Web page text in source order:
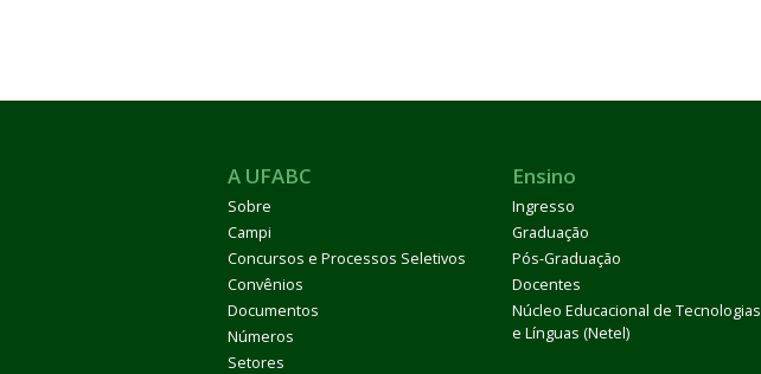
A UFABC
Sobre
Campi
Concursos e Processos Seletivos
Convênios
Documentos
Números
Setores
Ensino
Ingresso
Graduação
Pós-Graduação
Docentes
Núcleo Educacional de Tecnologias
e Línguas (Netel)